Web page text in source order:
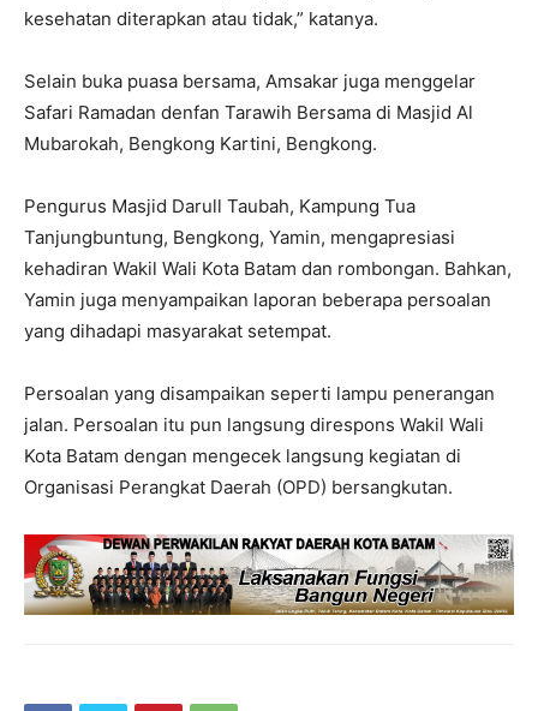
kesehatan diterapkan atau tidak,” katanya.
Selain buka puasa bersama, Amsakar juga menggelar
Safari Ramadan denfan Tarawih Bersama di Masjid Al
Mubarokah, Bengkong Kartini, Bengkong.
Pengurus Masjid Darull Taubah, Kampung Tua
Tanjungbuntung, Bengkong, Yamin, mengapresiasi
kehadiran Wakil Wali Kota Batam dan rombongan. Bahkan,
Yamin juga menyampaikan laporan beberapa persoalan
yang dihadapi masyarakat setempat.
Persoalan yang disampaikan seperti lampu penerangan
jalan. Persoalan itu pun langsung direspons Wakil Wali
Kota Batam dengan mengecek langsung kegiatan di
Organisasi Perangkat Daerah (OPD) bersangkutan.